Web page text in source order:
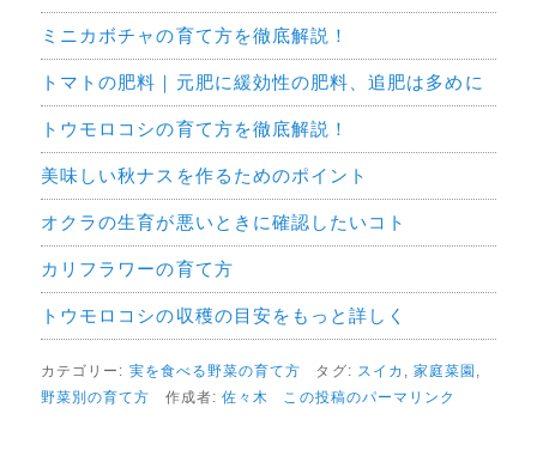
ミニカボチャの育て方を徹底解説！
トマトの肥料｜元肥に緩効性の肥料、追肥は多めに
トウモロコシの育て方を徹底解説！
美味しい秋ナスを作るためのポイント
オクラの生育が悪いときに確認したいコト
カリフラワーの育て方
トウモロコシの収穫の目安をもっと詳しく
カテゴリー: 実を食べる野菜の育て方 タグ: スイカ ,家庭菜園 ,
野菜別の育て方
作成者:佐々木 この投稿のパーマリンク